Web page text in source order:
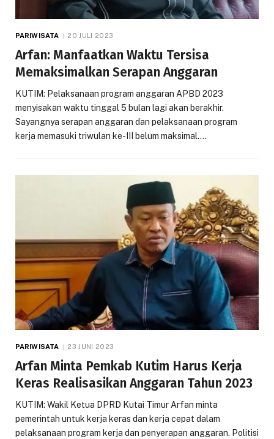
PARIWISATA 20 JULI 2023
Arfan: Manfaatkan Waktu Tersisa
Memaksimalkan Serapan Anggaran
KUTIM: Pelaksanaan program anggaran APBD 2023
menyisakan waktu tinggal 5 bulan lagi akan berakhir.
Sayangnya serapan anggaran dan pelaksanaan program
kerja memasuki triwulan ke-III belum maksimal.…
PARIWISATA 23 JUNI 2023
Arfan Minta Pemkab Kutim Harus Kerja
Keras Realisasikan Anggaran Tahun 2023
KUTIM: Wakil Ketua DPRD Kutai Timur Arfan minta
pemerintah untuk kerja keras dan kerja cepat dalam
pelaksanaan program kerja dan penyerapan anggaran. Politisi